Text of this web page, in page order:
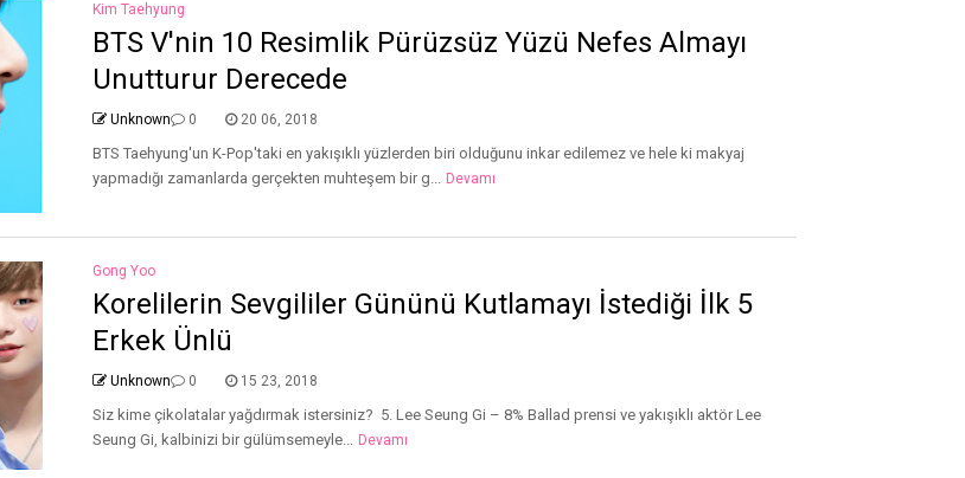
Kim Taehyung
BTS V'nin 10 Resimlik Pürüzsüz Yüzü Nefes Almayı
Unutturur Derecede
Unknown 0 20 06, 2018
BTS Taehyung'un K-Pop'taki en yakışıklı yüzlerden biri olduğunu inkar edilemez ve hele ki makyaj
yapmadığı zamanlarda gerçekten muhteşem bir g... Devamı
Gong Yoo
Korelilerin Sevgililer Gününü Kutlamayı İstediği İlk 5
Erkek Ünlü
Unknown 0 15 23, 2018
Siz kime çikolatalar yağdırmak istersiniz? 5. Lee Seung Gi – 8% Ballad prensi ve yakışıklı aktör Lee
Seung Gi, kalbinizi bir gülümsemeyle... Devamı